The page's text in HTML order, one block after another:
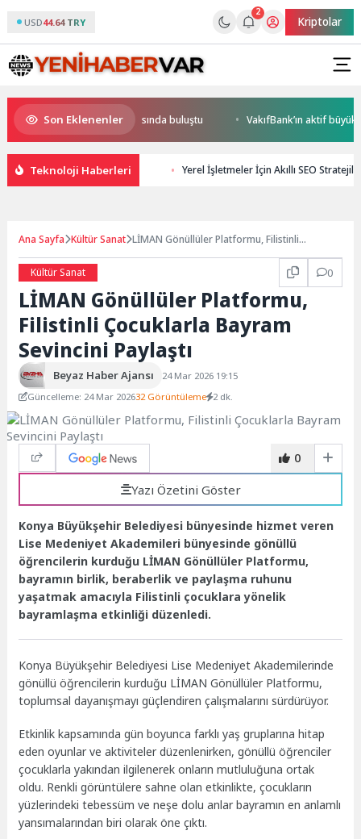
USD44.64 TRY
2
Kriptolar
Son Eklenenler
kitapların renkli dünyasında buluştu VakıfBank’ın aktif
Teknoloji Haberleri Yerel İşletmeler İçin Akıllı SEO
Ana Sayfa Kültür Sanat LİMAN Gönüllüler Platformu, Filistinli
Kültür Sanat
0
LİMAN Gönüllüler Platformu,
Filistinli Çocuklarla Bayram
Sevincini Paylaştı
Beyaz Haber Ajansı
24 Mar 2026 19:15
Güncelleme: 24 Mar 202632 Görüntüleme 2 dk.
0
Yazı Özetini Göster
Konya Büyükşehir Belediyesi bünyesinde hizmet veren
Lise Medeniyet Akademileri bünyesinde gönüllü
öğrencilerin kurduğu LİMAN Gönüllüler Platformu,
bayramın birlik, beraberlik ve paylaşma ruhunu
yaşatmak amacıyla Filistinli çocuklara yönelik
bayramlaşma etkinliği düzenledi.
Konya Büyükşehir Belediyesi Lise Medeniyet Akademilerinde
gönüllü öğrencilerin kurduğu LİMAN Gönüllüler Platformu,
toplumsal dayanışmayı güçlendiren çalışmalarını sürdürüyor.
Etkinlik kapsamında gün boyunca farklı yaş gruplarına hitap
eden oyunlar ve aktiviteler düzenlenirken, gönüllü öğrenciler
çocuklarla yakından ilgilenerek onların mutluluğuna ortak
oldu. Renkli görüntülere sahne olan etkinlikte, çocukların
yüzlerindeki tebessüm ve neşe dolu anlar bayramın en anlamlı
yansımalarından biri olarak öne çıktı.